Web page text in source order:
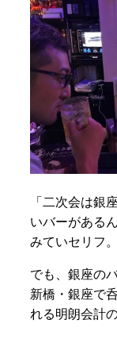
「二次会は銀
いバーがある
みていセリフ。
でも、銀座の
新橋・銀座で
れる明朗会計